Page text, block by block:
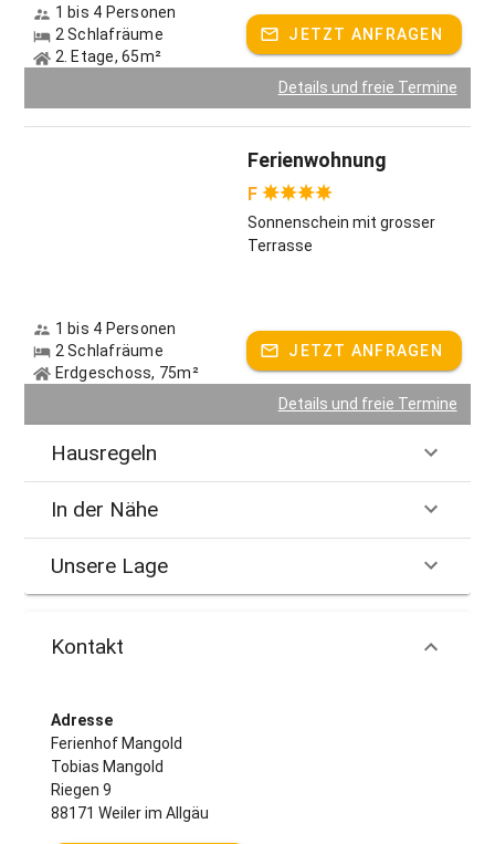
1 bis 4 Personen
2 Schlafräume
2. Etage, 65m²
JETZT ANFRAGEN
Details und freie Termine
Ferienwohnung
F
Sonnenschein mit grosser
Terrasse
1 bis 4 Personen
2 Schlafräume
Erdgeschoss, 75m²
JETZT ANFRAGEN
Details und freie Termine
Hausregeln
In der Nähe
Unsere Lage
Kontakt
Adresse
Ferienhof Mangold
Tobias Mangold
Riegen 9
88171 Weiler im Allgäu